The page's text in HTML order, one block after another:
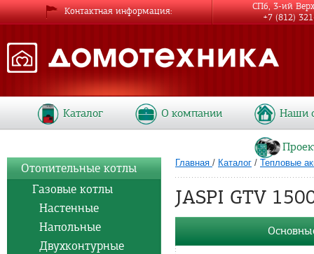
Главная / Каталог / Тепловые
JASPI GTV
Отопительные котлы
Газовые котлы
Настенные
Напольные
Двухконтурные
Каталог О компании Наши
Контактная информация
СПб, 3-ий
+7 (812)